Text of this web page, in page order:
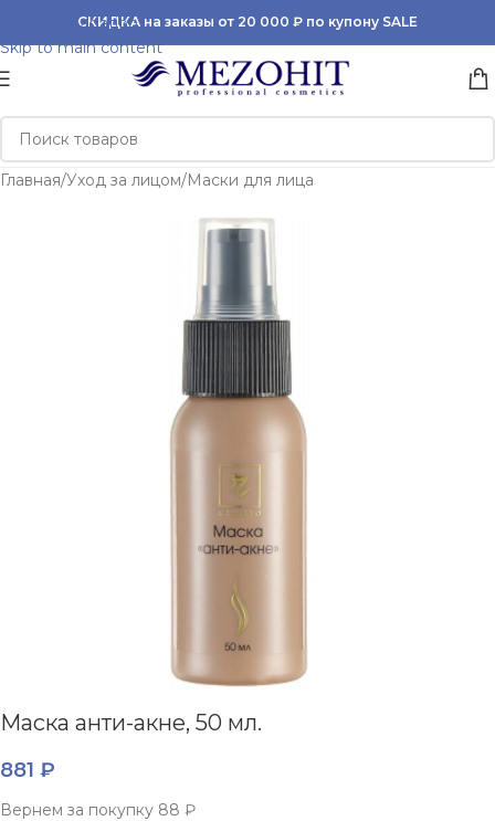
Skip to navigation
Skip to main content
СКИДКА на заказы от 20 000 ₽ по купону SALE
Главная/Уход за лицом/Маски для лица
Маска анти-акне, 50 мл.
881 ₽
Вернем за покупку 88 ₽